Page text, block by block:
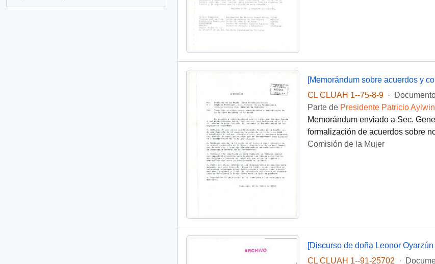
[Memorándum sobre acuerdos y
CL CLUAH 1--75-8-9
·
Parte de Presidente Patricio
Memorándum enviado a Sec.
formalización de acuerdos sobre
Comisión de la Mujer
[Discurso de doña Leonor
CL CLUAH 1--91-25702
·